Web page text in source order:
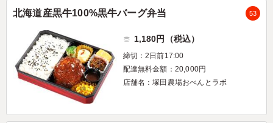
北海道産黒牛100%黒牛バーグ弁当 53
1,180円（税込）
締切：2日前17:00
配達無料金額：20,000円
店舗名：塚田農場おべんとラボ